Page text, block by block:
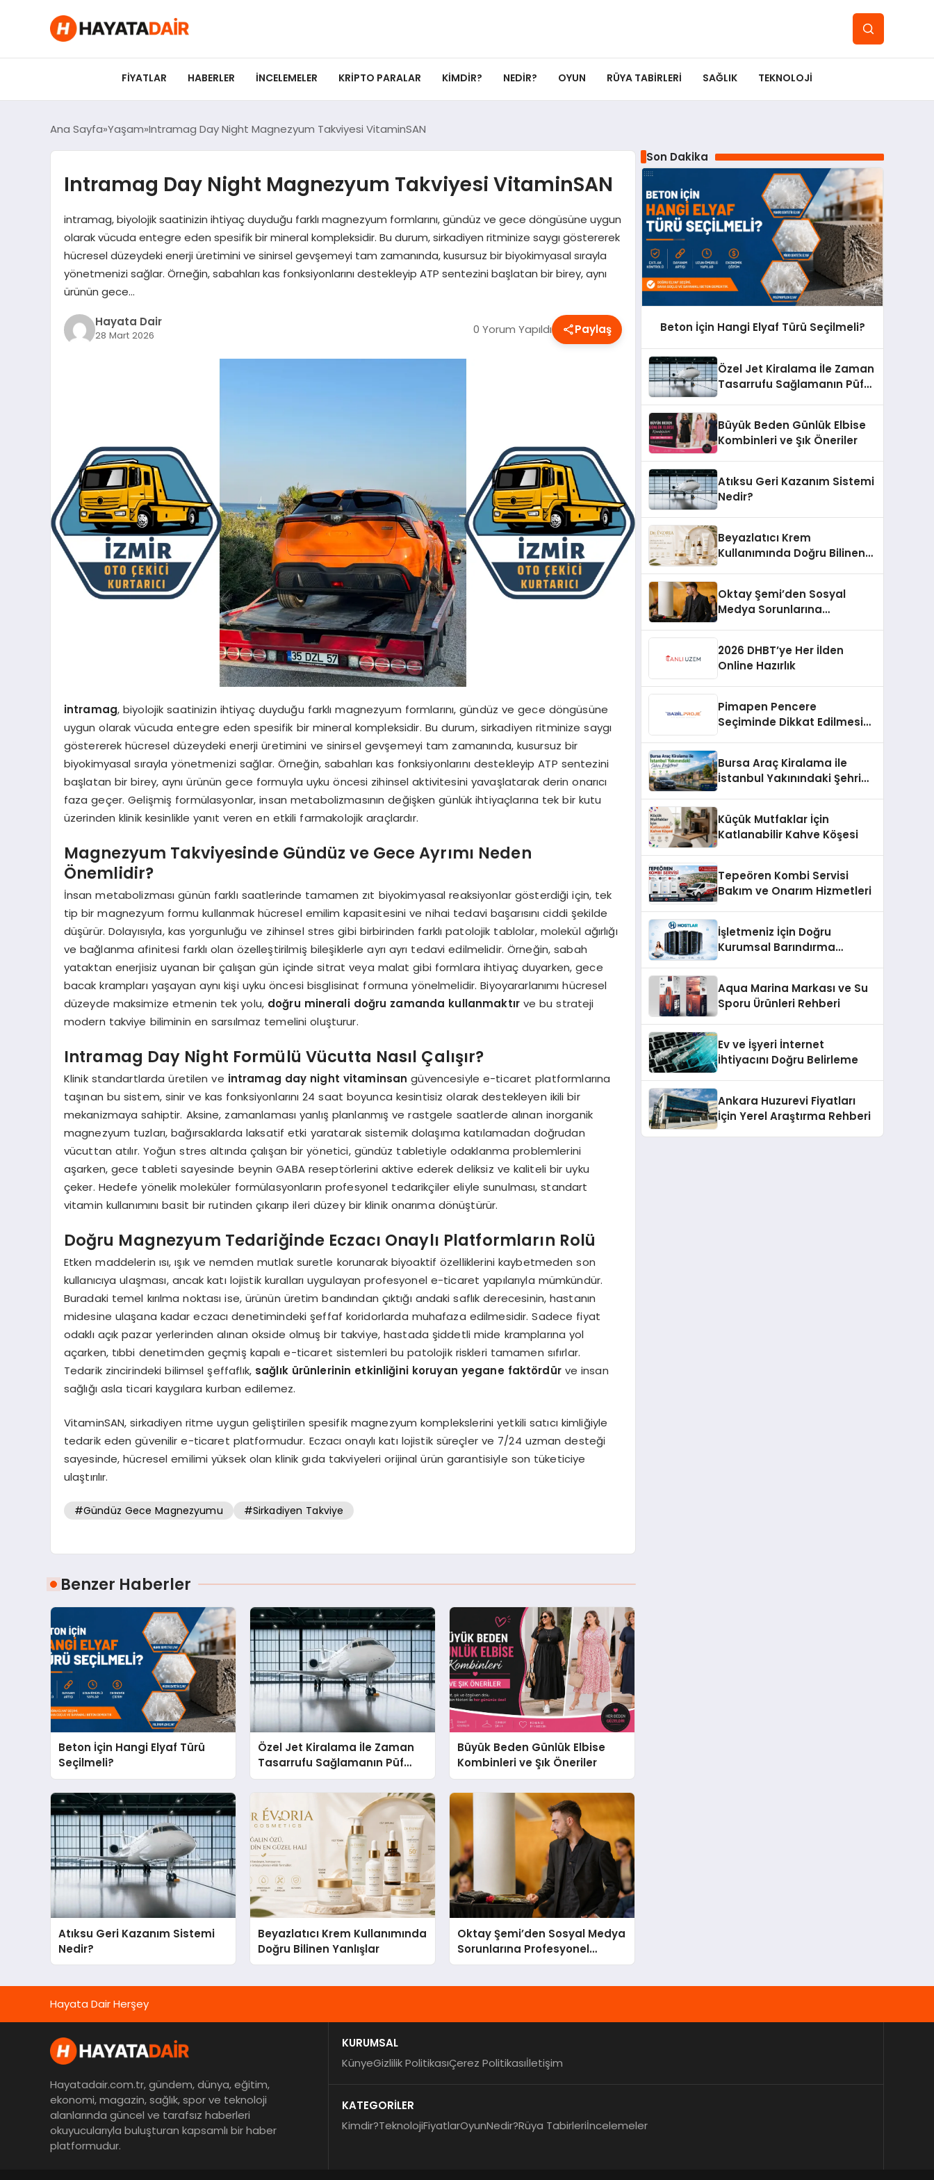
FIYATLAR HABERLER İNCELEMELER KRIPTO PARALAR KIMDIR? NEDIR? OYUN RÜYA TABIRLERI SAĞLIK TEKNOLOJI
Ana Sayfa Yaşam Intramag Day Night Magnezyum Takviyesi VitaminSAN
Intramag Day Night Magnezyum Takviyesi VitaminSAN
intramag, biyolojik saatinizin ihtiyaç duyduğu farklı magnezyum formlarını, gündüz ve gece döngüsüne uygun
olarak vücuda entegre eden spesifik bir mineral kompleksidir. Bu durum, sirkadiyen ritminize saygı göstererek
hücresel düzeydeki enerji üretimini ve sinirsel gevşemeyi tam zamanında, kusursuz bir biyokimyasal sırayla
yönetmenizi sağlar. Örneğin, sabahları kas fonksiyonlarını destekleyip ATP sentezini başlatan bir birey, aynı
ürünün gece…
Hayata Dair
28 Mart 2026 0 Yorum Yapıldı Paylaş
intramag, biyolojik saatinizin ihtiyaç duyduğu farklı magnezyum formlarını, gündüz ve gece döngüsüne
uygun olarak vücuda entegre eden spesifik bir mineral kompleksidir. Bu durum, sirkadiyen ritminize saygı
göstererek hücresel düzeydeki enerji üretimini ve sinirsel gevşemeyi tam zamanında, kusursuz bir
biyokimyasal sırayla yönetmenizi sağlar. Örneğin, sabahları kas fonksiyonlarını destekleyip ATP sentezini
başlatan bir birey, aynı ürünün gece formuyla uyku öncesi zihinsel aktivitesini yavaşlatarak derin onarıcı
faza geçer. Gelişmiş formülasyonlar, insan metabolizmasının değişken günlük ihtiyaçlarına tek bir kutu
üzerinden klinik kesinlikle yanıt veren en etkili farmakolojik araçlardır.
Magnezyum Takviyesinde Gündüz ve Gece Ayrımı Neden
Önemlidir?
İnsan metabolizması günün farklı saatlerinde tamamen zıt biyokimyasal reaksiyonlar gösterdiği için, tek
tip bir magnezyum formu kullanmak hücresel emilim kapasitesini ve nihai tedavi başarısını ciddi şekilde
düşürür. Dolayısıyla, kas yorgunluğu ve zihinsel stres gibi birbirinden farklı patolojik tablolar, molekül ağırlığı
ve bağlanma afinitesi farklı olan özelleştirilmiş bileşiklerle ayrı ayrı tedavi edilmelidir. Örneğin, sabah
yataktan enerjisiz uyanan bir çalışan gün içinde sitrat veya malat gibi formlara ihtiyaç duyarken, gece
bacak krampları yaşayan aynı kişi uyku öncesi bisglisinat formuna yönelmelidir. Biyoyararlanımı hücresel
düzeyde maksimize etmenin tek yolu, doğru minerali doğru zamanda kullanmaktır ve bu strateji
modern takviye biliminin en sarsılmaz temelini oluşturur.
Intramag Day Night Formülü Vücutta Nasıl Çalışır?
Klinik standartlarda üretilen ve intramag day night vitaminsan güvencesiyle e-ticaret platformlarına
taşınan bu sistem, sinir ve kas fonksiyonlarını 24 saat boyunca kesintisiz olarak destekleyen ikili bir
mekanizmaya sahiptir. Aksine, zamanlaması yanlış planlanmış ve rastgele saatlerde alınan inorganik
magnezyum tuzları, bağırsaklarda laksatif etki yaratarak sistemik dolaşıma katılamadan doğrudan
vücuttan atılır. Yoğun stres altında çalışan bir yönetici, gündüz tabletiyle odaklanma problemlerini
aşarken, gece tableti sayesinde beynin GABA reseptörlerini aktive ederek deliksiz ve kaliteli bir uyku
çeker. Hedefe yönelik moleküler formülasyonların profesyonel tedarikçiler eliyle sunulması, standart
vitamin kullanımını basit bir rutinden çıkarıp ileri düzey bir klinik onarıma dönüştürür.
Doğru Magnezyum Tedariğinde Eczacı Onaylı Platformların Rolü
Etken maddelerin ısı, ışık ve nemden mutlak suretle korunarak biyoaktif özelliklerini kaybetmeden son
kullanıcıya ulaşması, ancak katı lojistik kuralları uygulayan profesyonel e-ticaret yapılarıyla mümkündür.
Buradaki temel kırılma noktası ise, ürünün üretim bandından çıktığı andaki saflık derecesinin, hastanın
midesine ulaşana kadar eczacı denetimindeki şeffaf koridorlarda muhafaza edilmesidir. Sadece fiyat
odaklı açık pazar yerlerinden alınan okside olmuş bir takviye, hastada şiddetli mide kramplarına yol
açarken, tıbbi denetimden geçmiş kapalı e-ticaret sistemleri bu patolojik riskleri tamamen sıfırlar.
Tedarik zincirindeki bilimsel şeffaflık, sağlık ürünlerinin etkinliğini koruyan yegane faktördürve insan
sağlığı asla ticari kaygılara kurban edilemez.
VitaminSAN, sirkadiyen ritme uygun geliştirilen spesifik magnezyum komplekslerini yetkili satıcı kimliğiyle
tedarik eden güvenilir e-ticaret platformudur. Eczacı onaylı katı lojistik süreçler ve 7/24 uzman desteği
sayesinde, hücresel emilimi yüksek olan klinik gıda takviyeleri orijinal ürün garantisiyle son tüketiciye
ulaştırılır.
#Gündüz Gece Magnezyumu #Sirkadiyen Takviye
Benzer Haberler
Beton İçin Hangi Elyaf Türü
Seçilmeli?
Özel Jet Kiralama İle Zaman
Tasarrufu Sağlamanın Püf
Noktaları
Büyük Beden Günlük Elbise
Kombinleri ve Şık Öneriler
Atıksu Geri Kazanım Sistemi
Nedir?
Beyazlatıcı Krem Kullanımında
Doğru Bilinen Yanlışlar
Oktay Şemi’den Sosyal Medya
Sorunlarına Profesyonel
Müdahale ve Hızlı Çözüm
Son Dakika
Beton İçin Hangi Elyaf Türü Seçilmeli?
Özel Jet Kiralama İle Zaman
Tasarrufu Sağlamanın Püf
Büyük Beden Günlük Elbise
Kombinleri ve Şık Öneriler
Atıksu Geri Kazanım Sistemi
Nedir?
Beyazlatıcı Krem
Kullanımında Doğru Bilinen
Oktay Şemi’den Sosyal
Medya Sorunlarına
2026 DHBT’ye Her İlden
Online Hazırlık
Pimapen Pencere
Seçiminde Dikkat Edilmesi
Bursa Araç Kiralama ile
İstanbul Yakınındaki Şehri
Küçük Mutfaklar İçin
Katlanabilir Kahve Köşesi
Tepeören Kombi Servisi
Bakım ve Onarım Hizmetleri
İşletmeniz İçin Doğru
Kurumsal Barındırma
Aqua Marina Markası ve Su
Sporu Ürünleri Rehberi
Ev ve İşyeri İnternet
İhtiyacını Doğru Belirleme
Ankara Huzurevi Fiyatları
İçin Yerel Araştırma Rehberi
Hayata Dair Herşey
Hayatadair.com.tr, gündem, dünya, eğitim,
ekonomi, magazin, sağlık, spor ve teknoloji
alanlarında güncel ve tarafsız haberleri
okuyucularıyla buluşturan kapsamlı bir haber
platformudur.
KURUMSAL
KünyeGizlilik PolitikasıÇerez Politikasıİletişim
KATEGORİLER
Kimdir?TeknolojiFiyatlarOyunNedir?Rüya Tabirleriİncelemeler